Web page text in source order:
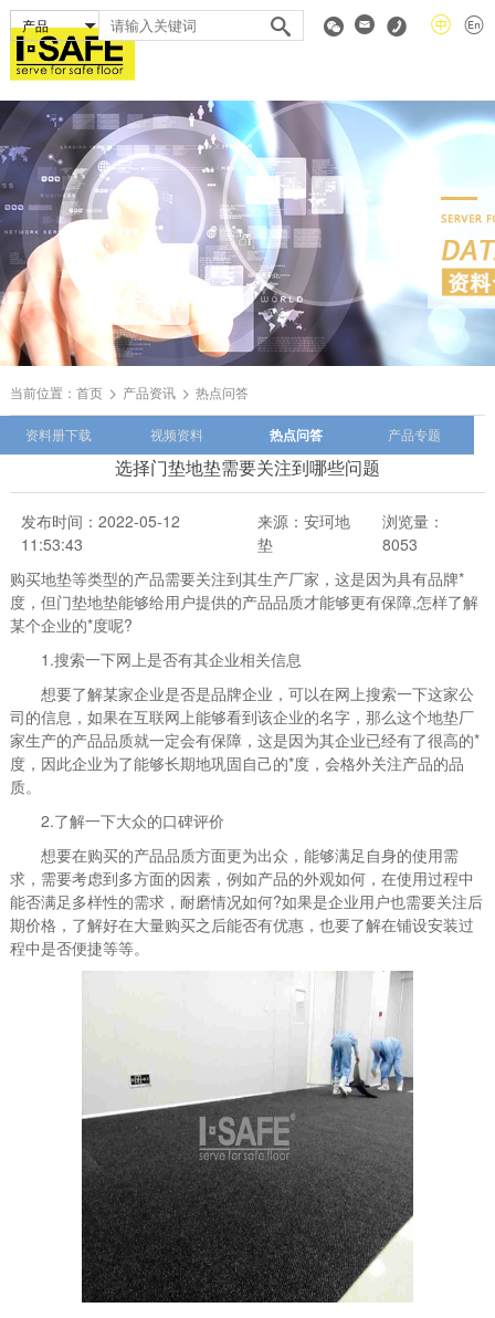
当前位置： 首页 产品资讯 热点问答
资料册下载 视频资料 热点问答 产品专题
选择门垫地垫需要关注到哪些问题
发布时间：2022-05-12
11:53:43
来源：安珂地
垫
浏览量：
8053
购买地垫等类型的产品需要关注到其生产厂家，这是因为具有品牌*
度，但门垫地垫能够给用户提供的产品品质才能够更有保障,怎样了解
某个企业的*度呢?
1.搜索一下网上是否有其企业相关信息
想要了解某家企业是否是品牌企业，可以在网上搜索一下这家公
司的信息，如果在互联网上能够看到该企业的名字，那么这个地垫厂
家生产的产品品质就一定会有保障，这是因为其企业已经有了很高的*
度，因此企业为了能够长期地巩固自己的*度，会格外关注产品的品
质。
2.了解一下大众的口碑评价
想要在购买的产品品质方面更为出众，能够满足自身的使用需
求，需要考虑到多方面的因素，例如产品的外观如何，在使用过程中
能否满足多样性的需求，耐磨情况如何?如果是企业用户也需要关注后
期价格，了解好在大量购买之后能否有优惠，也要了解在铺设安装过
程中是否便捷等等。